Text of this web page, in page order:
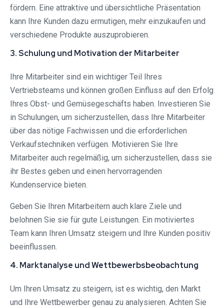
fördern. Eine attraktive und übersichtliche Präsentation
kann Ihre Kunden dazu ermutigen, mehr einzukaufen und
verschiedene Produkte auszuprobieren.
3. Schulung und Motivation der Mitarbeiter
Ihre Mitarbeiter sind ein wichtiger Teil Ihres
Vertriebsteams und können großen Einfluss auf den Erfolg
Ihres Obst- und Gemüsegeschäfts haben. Investieren Sie
in Schulungen, um sicherzustellen, dass Ihre Mitarbeiter
über das nötige Fachwissen und die erforderlichen
Verkaufstechniken verfügen. Motivieren Sie Ihre
Mitarbeiter auch regelmäßig, um sicherzustellen, dass sie
ihr Bestes geben und einen hervorragenden
Kundenservice bieten.
Geben Sie Ihren Mitarbeitern auch klare Ziele und
belohnen Sie sie für gute Leistungen. Ein motiviertes
Team kann Ihren Umsatz steigern und Ihre Kunden positiv
beeinflussen.
4. Marktanalyse und Wettbewerbsbeobachtung
Um Ihren Umsatz zu steigern, ist es wichtig, den Markt
und Ihre Wettbewerber genau zu analysieren. Achten Sie